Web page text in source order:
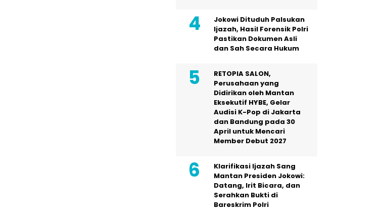
Jokowi Dituduh Palsukan
Ijazah, Hasil Forensik Polri
Pastikan Dokumen Asli
dan Sah Secara Hukum
RETOPIA SALON,
Perusahaan yang
Didirikan oleh Mantan
Eksekutif HYBE, Gelar
Audisi K-Pop di Jakarta
dan Bandung pada 30
April untuk Mencari
Member Debut 2027
Klarifikasi Ijazah Sang
Mantan Presiden Jokowi:
Datang, Irit Bicara, dan
Serahkan Bukti di
Bareskrim Polri